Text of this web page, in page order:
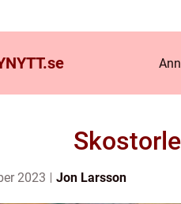
se
2023 Jon Larsson